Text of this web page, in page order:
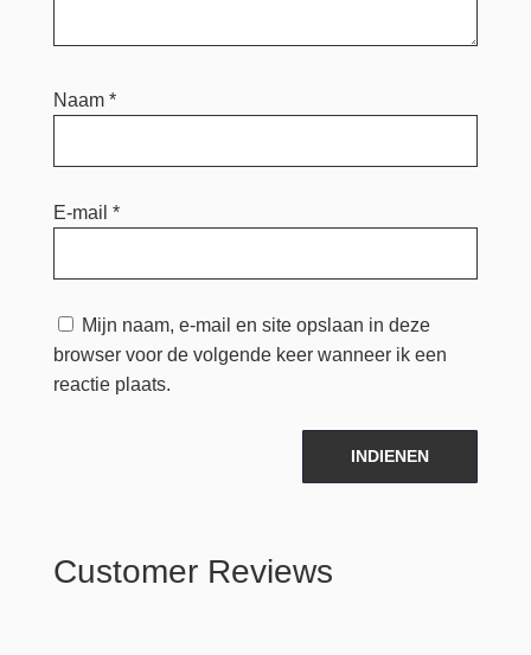
Naam *
E-mail *
Mijn naam, e-mail en site opslaan in deze
browser voor de volgende keer wanneer ik een
reactie plaats.
INDIENEN
Customer Reviews